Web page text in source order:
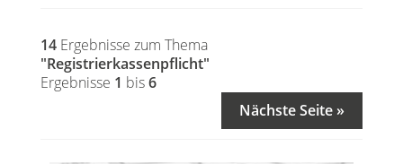
14Ergebnisse zum Thema
"Registrierkassenpflicht"
Ergebnisse 1 bis6
Nächste Seite »